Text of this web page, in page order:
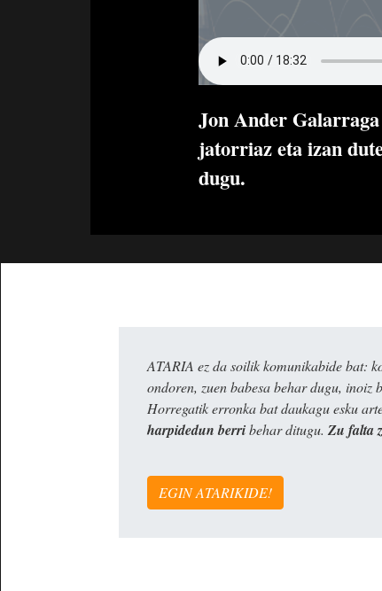
Jon Ander
jatorriaz eta izan
dugu.
ATARIA ez da soilik komunikabide bat:
ondoren, zuen babesa behar dugu, inoiz
Horregatik erronka bat daukagu esku
harpidedun berribehar ditugu. Zu falta
EGIN ATARIKIDE!